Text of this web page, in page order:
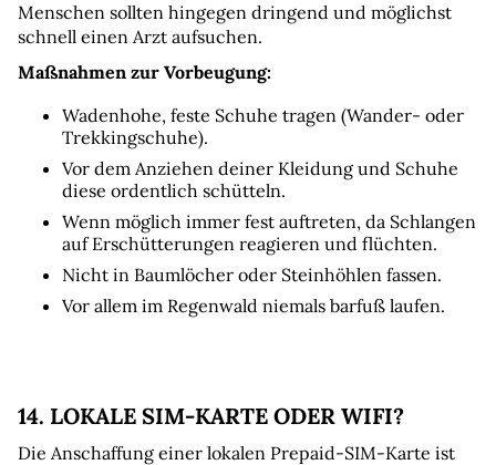
Menschen sollten hingegen dringend und möglichst
schnell einen Arzt aufsuchen.
Maßnahmen zur Vorbeugung:
Wadenhohe, feste Schuhe tragen (Wander- oder
Trekkingschuhe).
Vor dem Anziehen deiner Kleidung und Schuhe
diese ordentlich schütteln.
Wenn möglich immer fest auftreten, da Schlangen
auf Erschütterungen reagieren und flüchten.
Nicht in Baumlöcher oder Steinhöhlen fassen.
Vor allem im Regenwald niemals barfuß laufen.
14. LOKALE SIM-KARTE ODER WIFI?
Die Anschaffung einer lokalen Prepaid-SIM-Karte ist